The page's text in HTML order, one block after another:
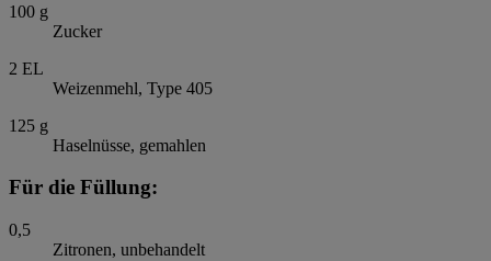
100 g
Zucker
2 EL
Weizenmehl, Type 405
125 g
Haselnüsse, gemahlen
Für die Füllung:
0,5
Zitronen, unbehandelt